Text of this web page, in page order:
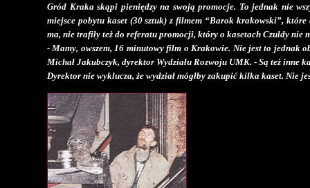
Gród Kraka skąpi pieniędzy na swoją promocje. To jednak nie
miejsce pobytu kaset (30 sztuk) z filmem “Barok krakowski”,
ma, nie trafiły też do referatu promocji, który o kasetach Czuldy nie
- Mamy, owszem, 16 minutowy film o Krakowie. Nie jest to jednak
Michał Jakubczyk, dyrektor Wydziału Rozwoju UMK. - Są też inne
Dyrektor nie wyklucza, że wydział mógłby zakupić kilka kaset. Nie